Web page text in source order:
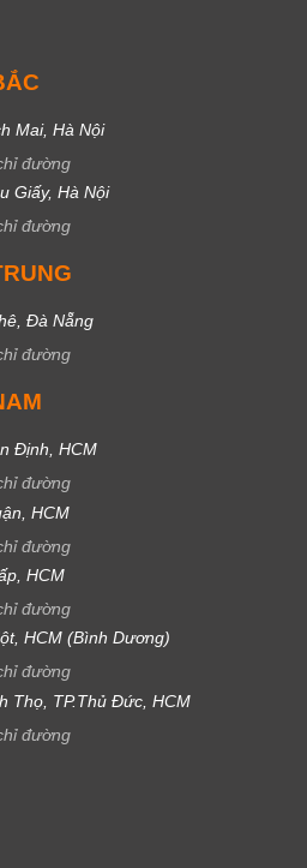
Mai, Hà Nội
đường
Giấy, Hà Nội
đường
Đà Nẵng
đường
Định, HCM
đường
HCM
đường
HCM
đường
HCM (Bình Dương)
đường
Thọ, TP.Thủ Đức, HCM
đường